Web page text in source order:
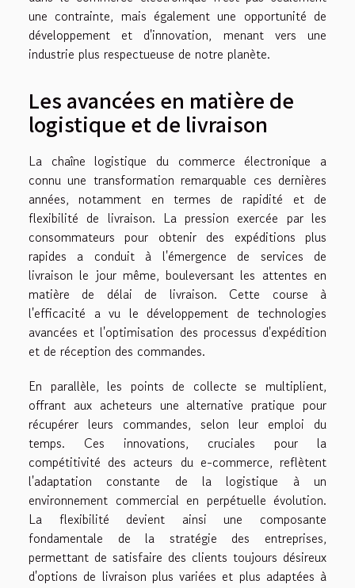
une contrainte, mais également une opportunité de
développement et d'innovation, menant vers une
industrie plus respectueuse de notre planète.
Les avancées en matière de
logistique et de livraison
La chaîne logistique du commerce électronique a
connu une transformation remarquable ces dernières
années, notamment en termes de rapidité et de
flexibilité de livraison. La pression exercée par les
consommateurs pour obtenir des expéditions plus
rapides a conduit à l'émergence de services de
livraison le jour même, bouleversant les attentes en
matière de délai de livraison. Cette course à
l'efficacité a vu le développement de technologies
avancées et l'optimisation des processus d'expédition
et de réception des commandes.
En parallèle, les points de collecte se multiplient,
offrant aux acheteurs une alternative pratique pour
récupérer leurs commandes, selon leur emploi du
temps. Ces innovations, cruciales pour la
compétitivité des acteurs du e-commerce, reflètent
l'adaptation constante de la logistique à un
environnement commercial en perpétuelle évolution.
La flexibilité devient ainsi une composante
fondamentale de la stratégie des entreprises,
permettant de satisfaire des clients toujours désireux
d'options de livraison plus variées et plus adaptées à